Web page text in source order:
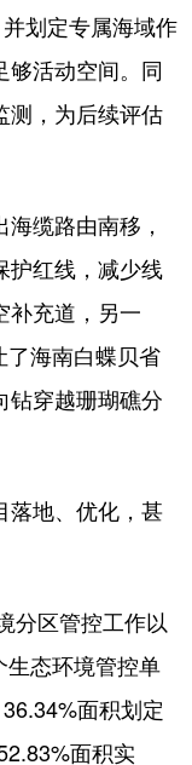
划定专属海域作
够活动空间。同
测，为后续评估
缆路由南移，
护红线，减少线
补充道，另一
海南白蝶贝省
钻穿越珊瑚礁分
地、优化，甚
区管控工作以
态环境管控单
面积划定
面积实